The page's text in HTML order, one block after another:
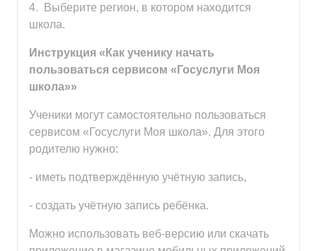
4. Выберите регион, в котором находится
школа.
Инструкция «Как ученику начать
пользоваться сервисом «Госуслуги Моя
школа»»
Ученики могут самостоятельно пользоваться
сервисом «Госуслуги Моя школа». Для этого
родителю нужно:
- иметь подтверждённую учётную запись,
- создать учётную запись ребёнка.
Можно использовать веб-версию или скачать